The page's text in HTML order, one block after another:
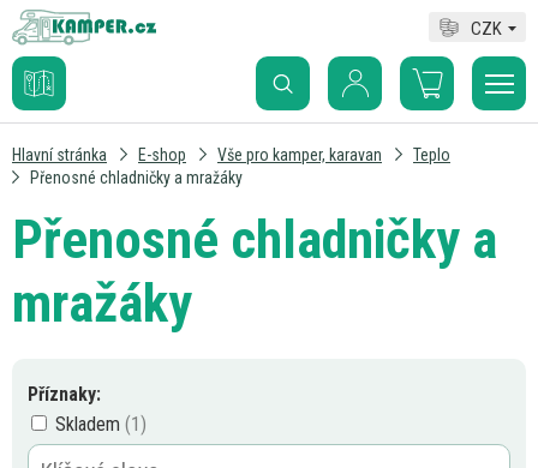
CZK
Hlavní stránka E-shop Vše pro kamper, karavan
Teplo
Přenosné chladničky a mražáky
Přenosné chladničky a
mražáky
Příznaky:
Skladem